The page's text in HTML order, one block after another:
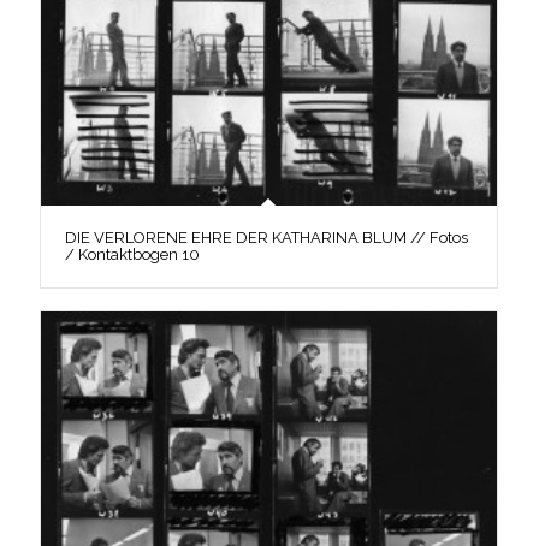
DIE VERLORENE EHRE DER KATHARINA BLUM // Fotos
/ Kontaktbogen 10